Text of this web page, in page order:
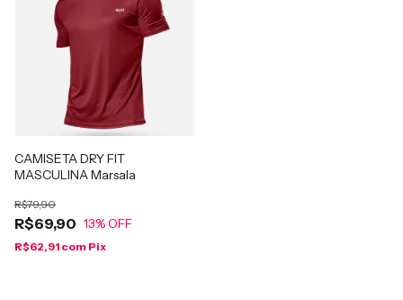
CAMISETA DRY FIT
MASCULINA Marsala
R$69,90
R$79,90
13% OFF
R$62,91 com Pix